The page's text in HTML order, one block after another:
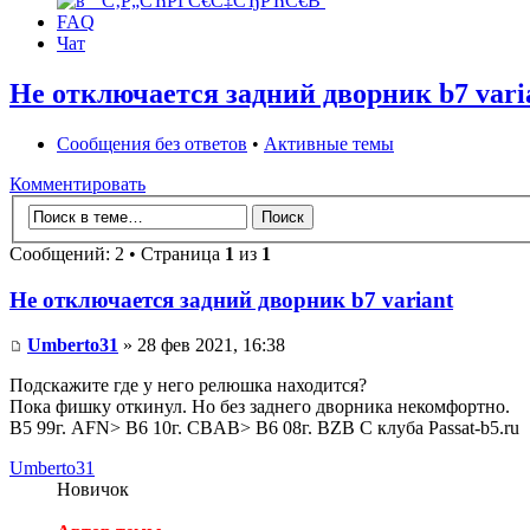
FAQ
Чат
Не отключается задний дворник b7
Сообщения без ответов • Активные темы
Комментировать
Сообщений: 2 • Страница 1 из 1
Не отключается задний дворник b7 variant
Umberto31 » 28 фев 2021, 16:38
Подскажите где у него релюшка находится?
Пока фишку откинул. Но без заднего дворника некомфортно.
B5 99г. AFN> B6 10г. CBAB> B6 08г. BZB С клуба Passat-b5.ru
Umberto31
Новичок